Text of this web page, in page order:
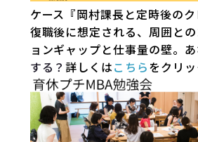
ケース『岡村課長と定時後の
復職後に想定される、周囲と
ョンギャップと仕事量の壁。
する？詳しくはこちらをクリ